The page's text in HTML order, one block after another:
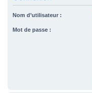
Nom d’utilisateur :
Mot de passe :